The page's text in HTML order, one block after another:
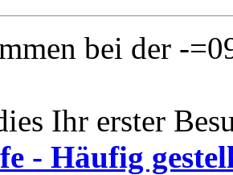
bei der -
Ihr erster
- Häufig